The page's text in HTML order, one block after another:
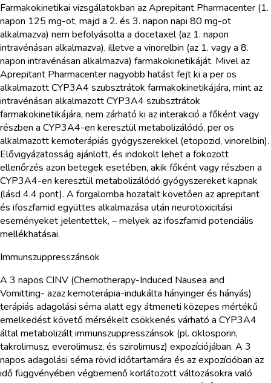
Farmakokinetikai vizsgálatokban az Aprepitant Pharmacenter (1.
napon 125 mg-ot, majd a 2. és 3. napon napi 80 mg-ot
alkalmazva) nem befolyásolta a docetaxel (az 1. napon
intravénásan alkalmazva), illetve a vinorelbin (az 1. vagy a 8.
napon intravénásan alkalmazva) farmakokinetikáját. Mivel az
Aprepitant Pharmacenter nagyobb hatást fejt ki a per os
alkalmazott CYP3A4 szubsztrátok farmakokinetikájára, mint az
intravénásan alkalmazott CYP3A4 szubsztrátok
farmakokinetikájára, nem zárható ki az interakció a főként vagy
részben a CYP3A4-en keresztül metabolizálódó, per os
alkalmazott kemoterápiás gyógyszerekkel (etopozid, vinorelbin).
Elővigyázatosság ajánlott, és indokolt lehet a fokozott
ellenőrzés azon betegek esetében, akik főként vagy részben a
CYP3A4-en keresztül metabolizálódó gyógyszereket kapnak
(lásd 4.4 pont). A forgalomba hozatalt követően az aprepitant
és ifoszfamid együttes alkalmazása után neurotoxicitási
eseményeket jelentettek, – melyek az ifoszfamid potenciális
mellékhatásai.
Immunszuppresszánsok
A 3 napos CINV (Chemotherapy-Induced Nausea and
Vomitting- azaz kemoterápia-indukálta hányinger és hányás)
terápiás adagolási séma alatt egy átmeneti közepes mértékű
emelkedést követő mérsékelt csökkenés várható a CYP3A4
által metabolizált immunszuppresszánsok (pl. ciklosporin,
takrolimusz, everolimusz, és szirolimusz) expozíciójában. A 3
napos adagolási séma rövid időtartamára és az expozícióban az
idő függvényében végbemenő korlátozott változásokra való